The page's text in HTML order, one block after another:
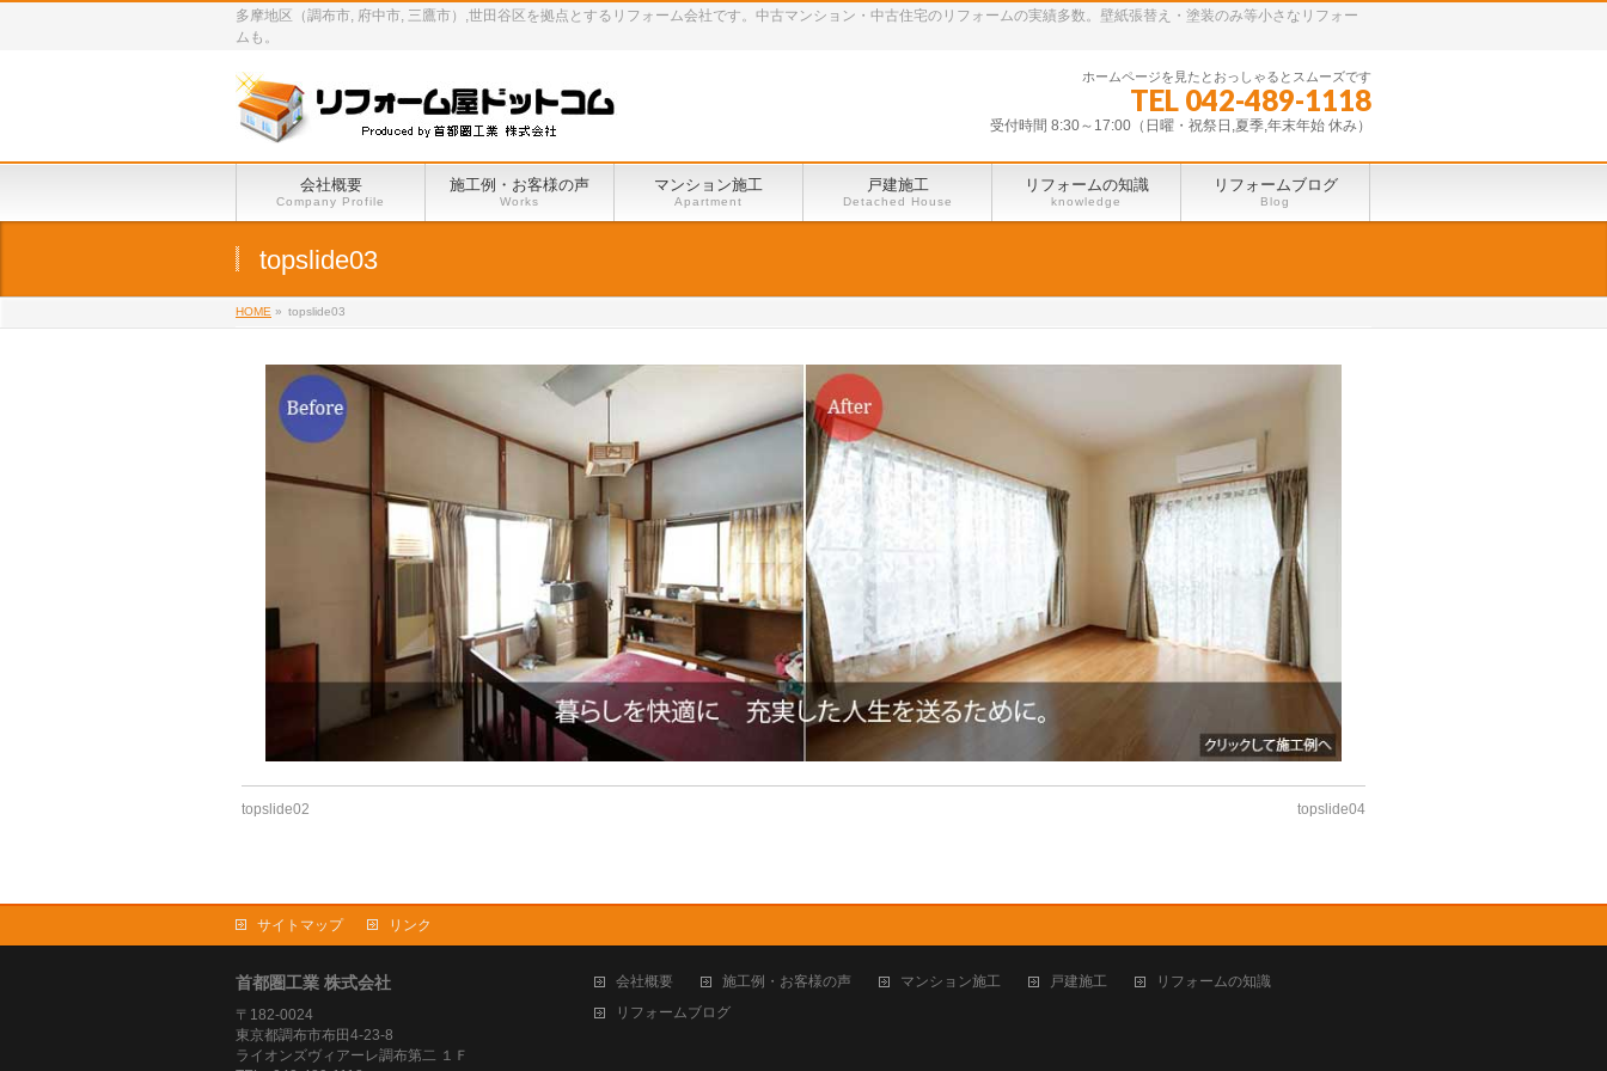
多摩地区（調布市, 府中市, 三鷹市）,世田谷区を拠点とするリフォーム会社です。中古マンション・中古住宅のリフォームの実績多数。壁紙張替え・塗装のみ等小さなリフォー
ムも。
ホームページを見たとおっしゃるとスムーズです
TEL 042-489-1118
受付時間 8:30～17:00（日曜・祝祭日,夏季,年末年始 休み）
会社概要
Company Profile
施工例・お客様の声
Works
マンション施工
Apartment
戸建施工
Detached House
リフォームの知識
knowledge
リフォームブログ
Blog
topslide03
HOME » topslide03
topslide02 topslide04
サイトマップ リンク
首都圏工業 株式会社
〒182-0024
東京都調布市布田4-23-8
ライオンズヴィアーレ調布第二 １Ｆ
会社概要 施工例・お客様の声 マンション施工 戸建施工
リフォームの知識
リフォームブログ